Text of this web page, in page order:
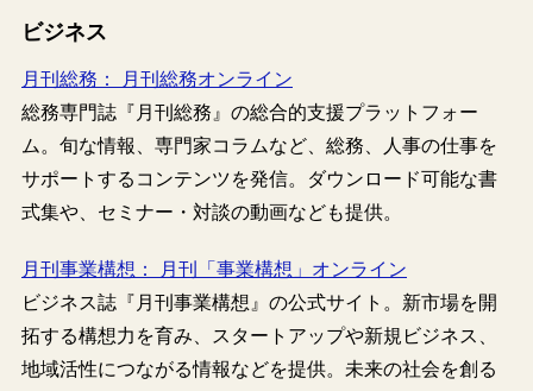
ビジネス
月刊総務： 月刊総務オンライン
総務専門誌『月刊総務』の総合的支援プラットフォー
ム。旬な情報、専門家コラムなど、総務、人事の仕事を
サポートするコンテンツを発信。ダウンロード可能な書
式集や、セミナー・対談の動画なども提供。
月刊事業構想： 月刊「事業構想」オンライン
ビジネス誌『月刊事業構想』の公式サイト。新市場を開
拓する構想力を育み、スタートアップや新規ビジネス、
地域活性につながる情報などを提供。未来の社会を創る